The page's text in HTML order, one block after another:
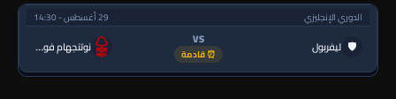
الدوري الإنجليزي 29 أغسطس - 14:30
🛡 ليفربول VS
⏰ قادمة نوتنجهام فورست